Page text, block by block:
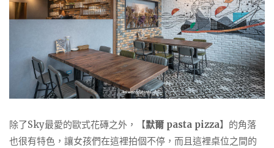
除了Sky最愛的歐式花磚之外，【默爾 pasta pizza】的角落
也很有特色，讓女孩們在這裡拍個不停，而且這裡桌位之間的